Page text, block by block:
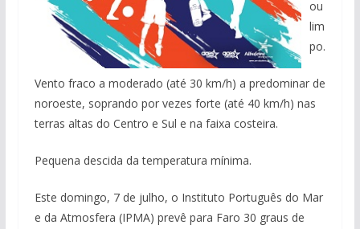
ou
lim
po.
Vento fraco a moderado (até 30 km/h) a predominar de
noroeste, soprando por vezes forte (até 40 km/h) nas
terras altas do Centro e Sul e na faixa costeira.
Pequena descida da temperatura mínima.
Este domingo, 7 de julho, o Instituto Português do Mar
e da Atmosfera (IPMA) prevê para Faro 30 graus de